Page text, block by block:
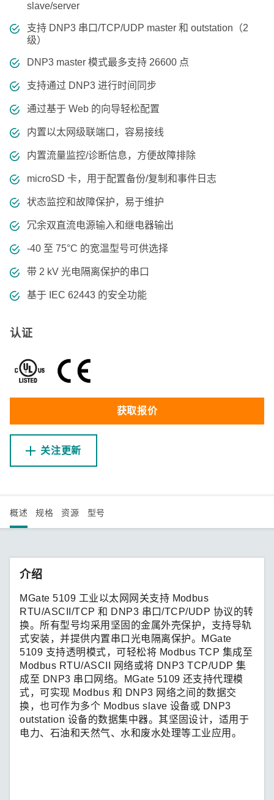
slave/server
支持 DNP3 串口/TCP/UDP master 和 outstation（2
级）
DNP3 master 模式最多支持 26600 点
支持通过 DNP3 进行时间同步
通过基于 Web 的向导轻松配置
内置以太网级联端口，容易接线
内置流量监控/诊断信息，方便故障排除
microSD 卡，用于配置备份/复制和事件日志
状态监控和故障保护，易于维护
冗余双直流电源输入和继电器输出
-40 至 75°C 的宽温型号可供选择
带 2 kV 光电隔离保护的串口
基于 IEC 62443 的安全功能
认证
获取报价
关注更新
概述 规格 资源 型号
介绍
MGate 5109 工业以太网网关支持 Modbus
RTU/ASCII/TCP 和 DNP3 串口/TCP/UDP 协议的转
换。所有型号均采用坚固的金属外壳保护，支持导轨
式安装，并提供内置串口光电隔离保护。MGate
5109 支持透明模式，可轻松将 Modbus TCP 集成至
Modbus RTU/ASCII 网络或将 DNP3 TCP/UDP 集
成至 DNP3 串口网络。MGate 5109 还支持代理模
式，可实现 Modbus 和 DNP3 网络之间的数据交
换，也可作为多个 Modbus slave 设备或 DNP3
outstation 设备的数据集中器。其坚固设计，适用于
电力、石油和天然气、水和废水处理等工业应用。